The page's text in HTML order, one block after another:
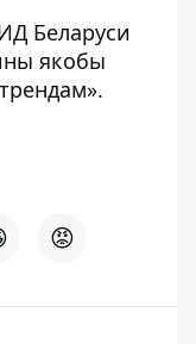
Беларуси
якобы
.
😡